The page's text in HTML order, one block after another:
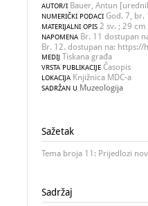
AUTOR/I Bauer, Antun
NUMERIČKI PODACI God. 7, br.
MATERIJALNI OPIS 2 sv. ; 29 cm
NAPOMENA Br. 11 dostupan
Br. 12. dostupan na:
MEDIJ Tiskana građa
VRSTA PUBLIKACIJE Časopis
LOKACIJA Knjižnica MDC-a
SADRŽAN U Muzeologija
Sažetak
Tema broja 11: Prijedlozi
Sadržaj